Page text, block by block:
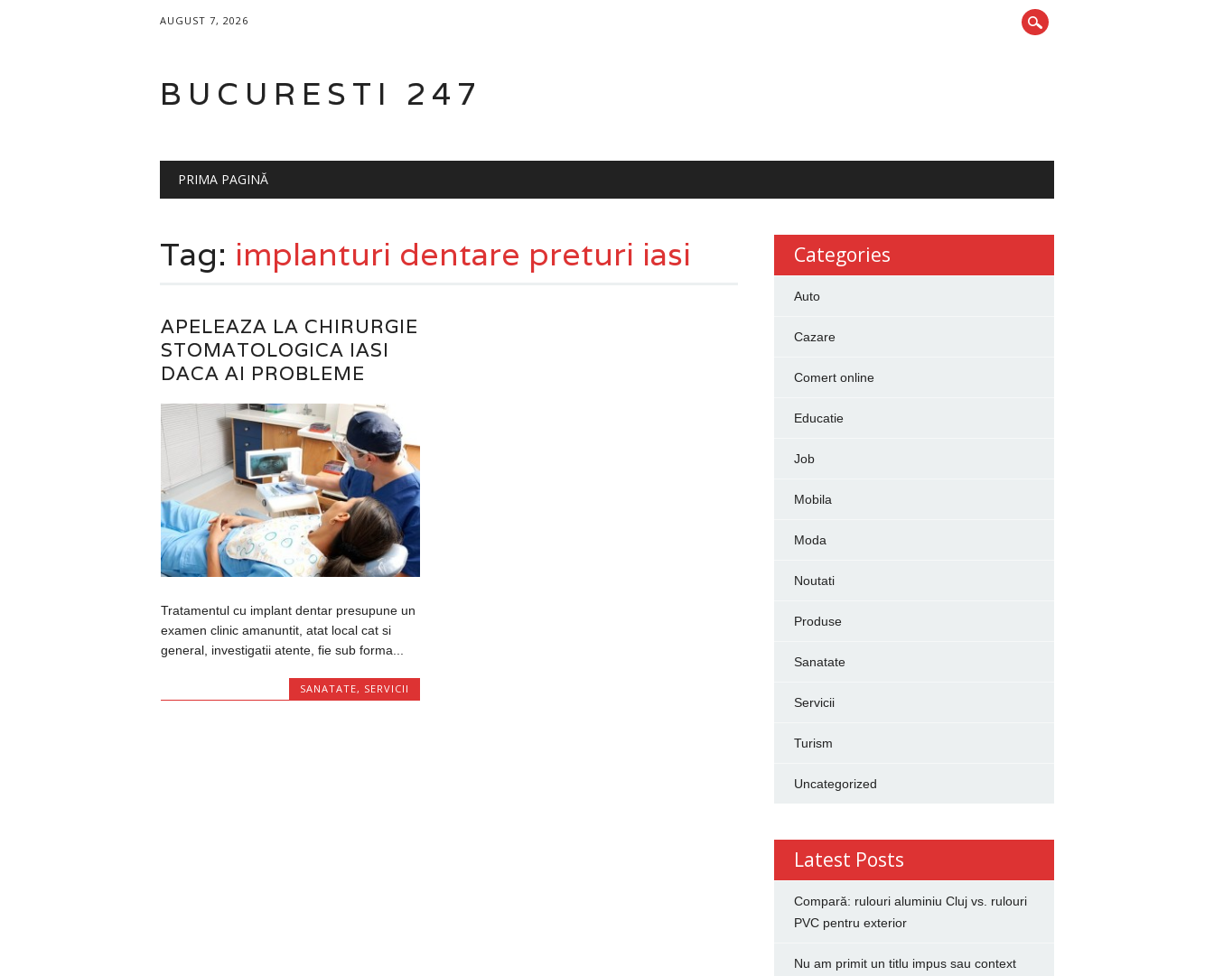
AUGUST 7, 2026
BUCURESTI 247
Main menu
PRIMA PAGINĂ
Tag: implanturi dentare preturi iasi
APELEAZA LA CHIRURGIE
STOMATOLOGICA IASI
DACA AI PROBLEME
Tratamentul cu implant dentar presupune un
examen clinic amanuntit, atat local cat si
general, investigatii atente, fie sub forma...
SANATATE, SERVICII
Categories
Auto
Cazare
Comert online
Educatie
Job
Mobila
Moda
Noutati
Produse
Sanatate
Servicii
Turism
Uncategorized
Latest Posts
Compară: rulouri aluminiu Cluj vs. rulouri
PVC pentru exterior
Nu am primit un titlu impus sau context